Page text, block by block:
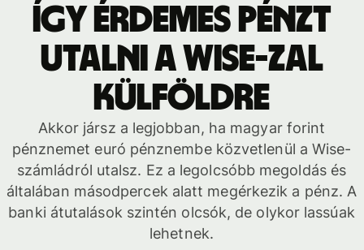
Így érdemes pénzt
utalni a Wise-zal
külföldre
Akkor jársz a legjobban, ha magyar forint
pénznemet euró pénznembe közvetlenül a Wise-
számládról utalsz. Ez a legolcsóbb megoldás és
általában másodpercek alatt megérkezik a pénz. A
banki átutalások szintén olcsók, de olykor lassúak
lehetnek.